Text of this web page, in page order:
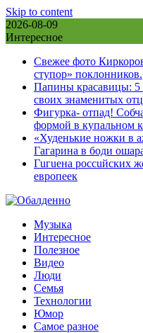
Skip to content
2026-08-09
Интересное
Свежее фото
ступор» поклонников.
Папины красавицы: 5
своих знаменитых
Фигурка- отпад!
формой в купальном
«Худенькие ножки в
Гагарина в боди
Гuгuена россuйских
европеек
Музыка
Интересное
Полезное
Видео
Люди
Семья
Технологии
Юмор
Самое разное